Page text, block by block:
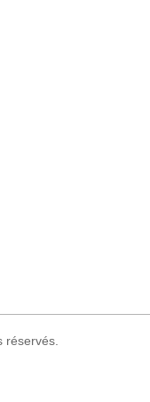
réservés.